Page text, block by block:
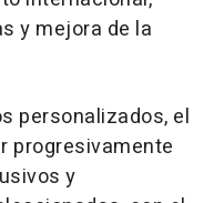
y mejora de la
personalizados, el
progresivamente
y